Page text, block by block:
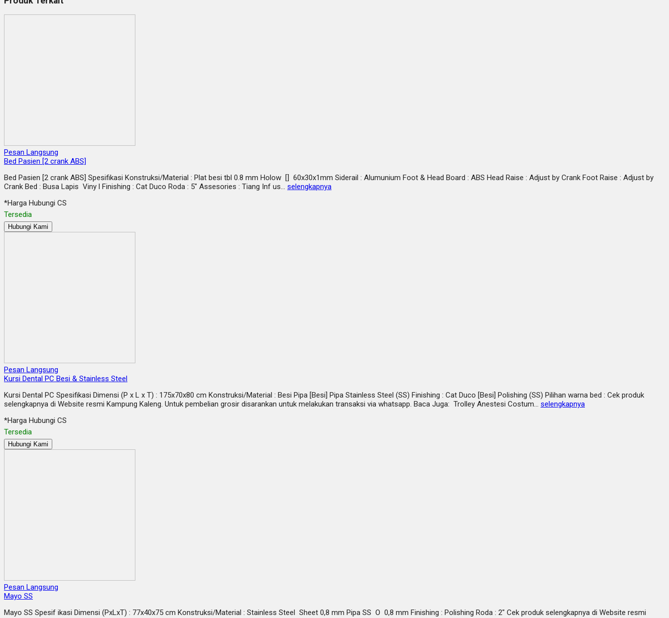
Pesan Langsung
Bed Pasien [2 crank ABS]
Bed Pasien [2 crank ABS] Spesifikasi Konstruksi/Material : Plat besi tbl 0.8 mm Holow [] 60x30x1mm Siderail : Alumunium Foot & Head Board : ABS Head Raise : Adjust by Crank Foot Raise : Adjust by
Crank Bed : Busa Lapis Viny l Finishing : Cat Duco Roda : 5″ Assesories : Tiang Inf us… selengkapnya
*Harga Hubungi CS
Tersedia
Hubungi Kami
Pesan Langsung
Kursi Dental PC Besi & Stainless Steel
Kursi Dental PC Spesifikasi Dimensi (P x L x T) : 175x70x80 cm Konstruksi/Material : Besi Pipa [Besi] Pipa Stainless Steel (SS) Finishing : Cat Duco [Besi] Polishing (SS) Pilihan warna bed : Cek produk
selengkapnya di Website resmi Kampung Kaleng. Untuk pembelian grosir disarankan untuk melakukan transaksi via whatsapp. Baca Juga: Trolley Anestesi Costum… selengkapnya
*Harga Hubungi CS
Tersedia
Hubungi Kami
Pesan Langsung
Mayo SS
Mayo SS Spesif ikasi Dimensi (PxLxT) : 77x40x75 cm Konstruksi/Material : Stainless Steel Sheet 0,8 mm Pipa SS O 0,8 mm Finishing : Polishing Roda : 2″ Cek produk selengkapnya di Website resmi